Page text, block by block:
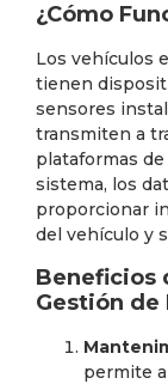
¿Cómo
Los vehículos
tienen
sensores
transmiten a
plataformas
sistema, los
proporcionar
del vehículo y
Beneficios
Gestión de
permite